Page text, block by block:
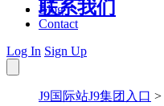
联系我们
Blog
Contact
Log In Sign Up
J9国际站J9集团入口 >